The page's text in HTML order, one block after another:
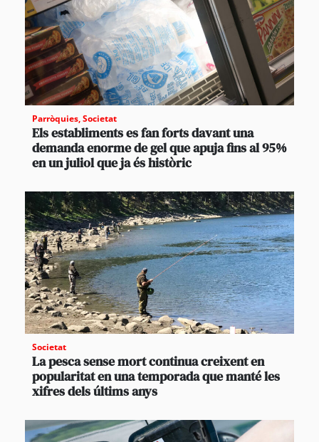
Parròquies,Societat
Els establiments es fan forts davant una
demanda enorme de gel que apuja fins al 95%
en un juliol que ja és històric
Societat
La pesca sense mort continua creixent en
popularitat en una temporada que manté les
xifres dels últims anys